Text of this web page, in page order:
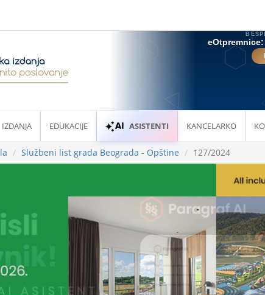
IZDANJA EDUKACIJE ASISTENTI KANCELARKO
Službeni list grada Beograda - Opštine 127/2024